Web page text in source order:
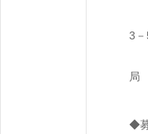
3
局
◆